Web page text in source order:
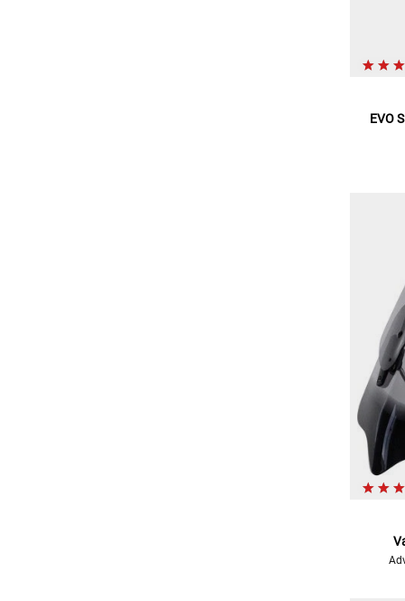
EVO